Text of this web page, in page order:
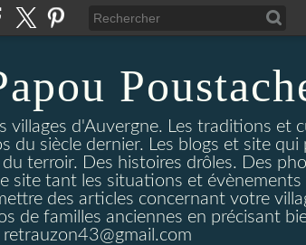
villages d'Auvergne. Les traditions et
du siècle dernier. Les blogs et site qui
terroir. Des histoires drôles. Des
site tant les situations et évènements
des articles concernant votre
de familles anciennes en précisant